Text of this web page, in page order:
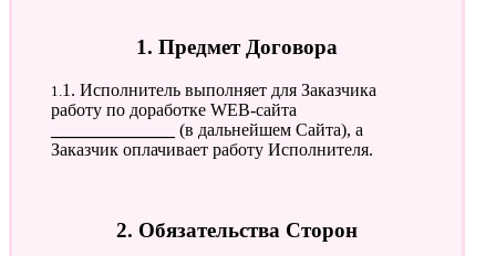
1. Предмет Договора
1.1. Исполнитель выполняет для Заказчика
работу по доработке WEB-сайта
(в дальнейшем Сайта), а
Заказчик оплачивает работу Исполнителя.
2. Обязательства Сторон